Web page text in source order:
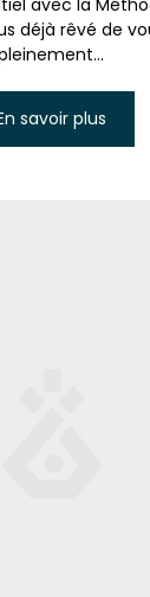
avec la
déjà rêvé de
savoir plus